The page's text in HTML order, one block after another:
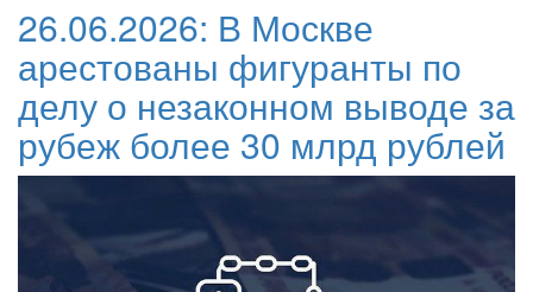
26.06.2026: В Москве
арестованы фигуранты по
делу о незаконном выводе за
рубеж более 30 млрд рублей